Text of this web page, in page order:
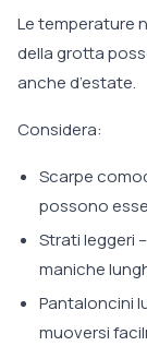
Le temperature
della grotta
anche d’estate.
Considera:
Scarpe
possono
Strati leggeri
maniche
Pantaloncini
muoversi